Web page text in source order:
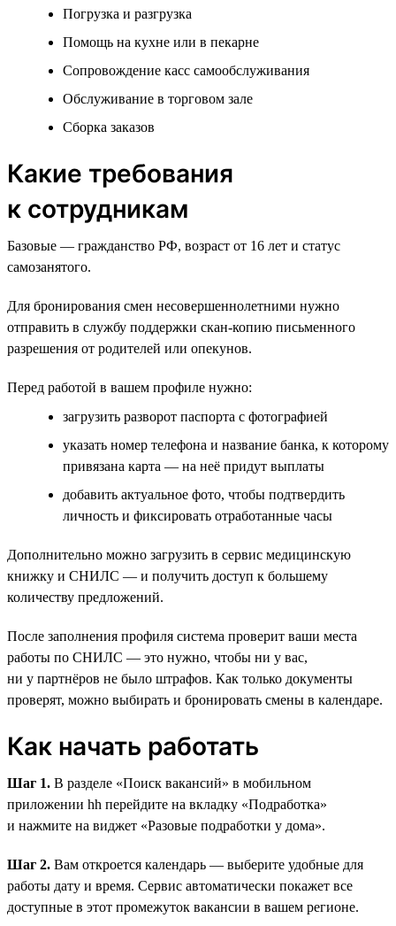
Погрузка и разгрузка
Помощь на кухне или в пекарне
Сопровождение касс самообслуживания
Обслуживание в торговом зале
Сборка заказов
Какие требования
к сотрудникам
Базовые — гражданство РФ, возраст от 16 лет и статус
самозанятого.
Для бронирования смен несовершеннолетними нужно
отправить в службу поддержки скан-копию письменного
разрешения от родителей или опекунов.
Перед работой в вашем профиле нужно:
загрузить разворот паспорта с фотографией
указать номер телефона и название банка, к которому
привязана карта — на неё придут выплаты
добавить актуальное фото, чтобы подтвердить
личность и фиксировать отработанные часы
Дополнительно можно загрузить в сервис медицинскую
книжку и СНИЛС — и получить доступ к большему
количеству предложений.
После заполнения профиля система проверит ваши места
работы по СНИЛС — это нужно, чтобы ни у вас,
ни у партнёров не было штрафов. Как только документы
проверят, можно выбирать и бронировать смены в календаре.
Как начать работать
Шаг 1. В разделе «Поиск вакансий» в мобильном
приложении hh перейдите на вкладку «Подработка»
и нажмите на виджет «Разовые подработки у дома».
Шаг 2. Вам откроется календарь — выберите удобные для
работы дату и время. Сервис автоматически покажет все
доступные в этот промежуток вакансии в вашем регионе.